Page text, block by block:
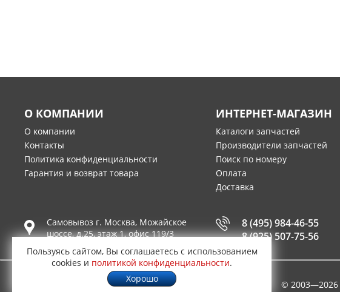
О КОМПАНИИ
О компании
Контакты
Политика конфиденциальности
Гарантия и возврат товара
ИНТЕРНЕТ-МАГАЗИН
Каталоги запчастей
Производители запчастей
Поиск по номеру
Оплата
Доставка
Самовывоз г. Москва, Можайское
шоссе, д.25, этаж 1, офис 119/3
8 (495) 984-46-55
8 (925) 507-75-56
© 2003—2026
Пользуясь сайтом, Вы соглашаетесь с использованием
cookies и политикой конфиденциальности.
Хорошо